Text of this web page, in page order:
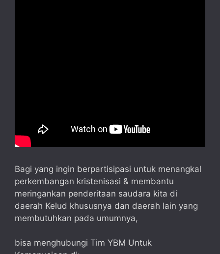
Bagi yang ingin berpartisipasi untuk menangkal
perkembangan kristenisasi & membantu
meringankan penderitaan saudara kita di
daerah Kelud khususnya dan daerah lain yang
membutuhkan pada umumnya,
bisa menghubungi Tim YBM Untuk